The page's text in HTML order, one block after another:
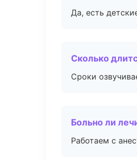
Да, есть
Сколько
Сроки
Больно ли
Работаем с